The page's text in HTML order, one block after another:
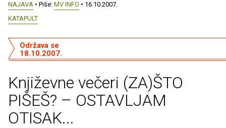
NAJAVA • Piše: MV INFO • 16.10.2007.
KATAPULT
Književne večeri (ZA)ŠTO
PIŠEŠ? – OSTAVLJAM
OTISAK...
Održava se
18.10.2007.